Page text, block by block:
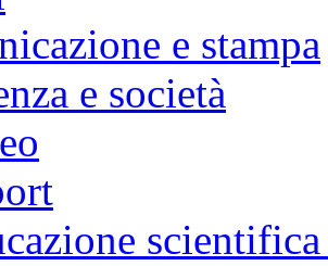
e stampa
e società